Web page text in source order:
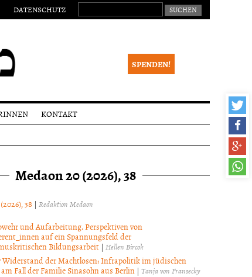
DATENSCHUTZ SUCHEN NACH:
SPENDEN!
KONTAKT
Medaon 20 (2026), 38
38 |Redaktion Medaon
und Aufarbeitung. Perspektiven von
auf ein Spannungsfeld der
Bildungsarbeit| Hellen Bircok
Widerstand der Machtlosen: Infrapolitik im jüdischen
Fall der Familie Sinasohn aus Berlin| Tanja von Fransecky